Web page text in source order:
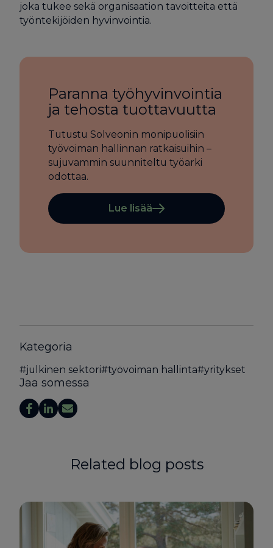
joka tukee sekä organisaation tavoitteita että
työntekijöiden hyvinvointia.
Paranna työhyvinvointia
ja tehosta tuottavuutta
Tutustu Solveonin monipuolisiin
työvoiman hallinnan ratkaisuihin –
sujuvammin suunniteltu työarki
odottaa.
Lue lisää
Kategoria
#julkinen sektori#työvoiman hallinta#yritykset
Jaa somessa
Related blog posts